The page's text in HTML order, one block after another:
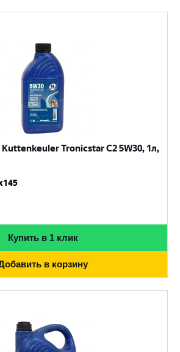
Tronicstar C2 5W30, 1л,
Купить в 1 клик
в корзину